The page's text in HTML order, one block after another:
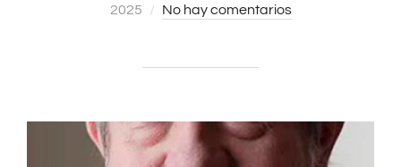
el
2025
No hay comentarios